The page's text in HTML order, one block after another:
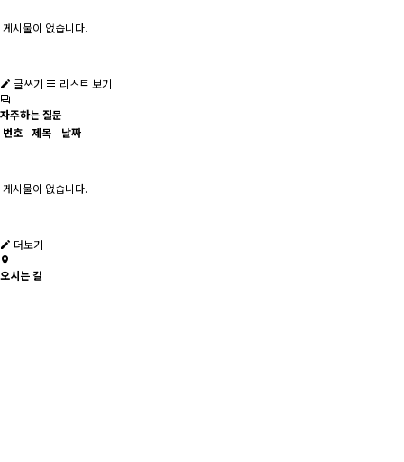
게시물이 없습니다.
글쓰기
리스트 보기
자주하는 질문
번호 제목 날짜
게시물이 없습니다.
더보기
오시는 길